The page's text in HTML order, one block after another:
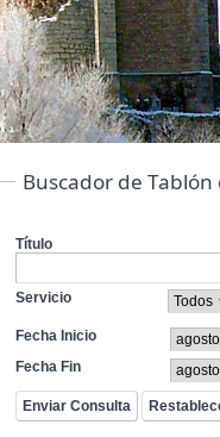
Buscador de
Título
Servicio
Fecha Inicio
Fecha Fin